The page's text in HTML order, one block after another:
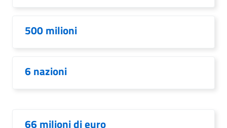
500 milioni
6 nazioni
66 milioni di euro